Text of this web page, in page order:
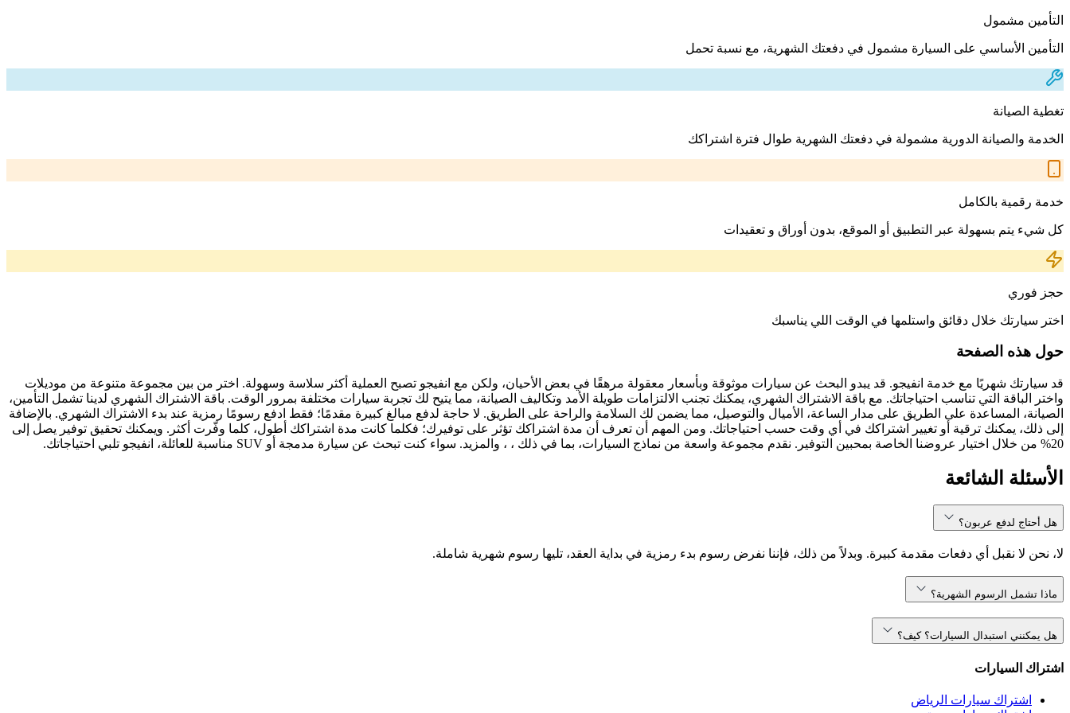
التأمين مشمول
التأمين الأساسي على السيارة مشمول في دفعتك الشهرية، مع نسبة تحمل
تغطية الصيانة
الخدمة والصيانة الدورية مشمولة في دفعتك الشهرية طوال فترة اشتراكك
خدمة رقمية بالكامل
كل شيء يتم بسهولة عبر التطبيق أو الموقع، بدون أوراق و تعقيدات
حجز فوري
اختر سيارتك خلال دقائق واستلمها في الوقت اللي يناسبك
حول هذه الصفحة
قد سيارتك شهريًا مع خدمة انفيجو. قد يبدو البحث عن سيارات موثوقة وبأسعار معقولة مرهقًا في بعض الأحيان، ولكن مع انفيجو تصبح العملية أكثر سلاسة وسهولة. اختر من بين مجموعة متنوعة من موديلات
واختر الباقة التي تناسب احتياجاتك. مع باقة الاشتراك الشهري، يمكنك تجنب الالتزامات طويلة الأمد وتكاليف الصيانة، مما يتيح لك تجربة سيارات مختلفة بمرور الوقت. باقة الاشتراك الشهري لدينا تشمل التأمين،
الصيانة، المساعدة على الطريق على مدار الساعة، الأميال والتوصيل، مما يضمن لك السلامة والراحة على الطريق. لا حاجة لدفع مبالغ كبيرة مقدمًا؛ فقط ادفع رسومًا رمزية عند بدء الاشتراك الشهري. بالإضافة
إلى ذلك، يمكنك ترقية أو تغيير اشتراكك في أي وقت حسب احتياجاتك. ومن المهم أن تعرف أن مدة اشتراكك تؤثر على توفيرك؛ فكلما كانت مدة اشتراكك أطول، كلما وفّرت أكثر. ويمكنك تحقيق توفير يصل إلى
20% من خلال اختيار عروضنا الخاصة بمحبين التوفير. نقدم مجموعة واسعة من نماذج السيارات، بما في ذلك ، ، والمزيد. سواء كنت تبحث عن سيارة مدمجة أو SUV مناسبة للعائلة، انفيجو تلبي احتياجاتك.
الأسئلة الشائعة
هل أحتاج لدفع عربون؟
لا، نحن لا نقبل أي دفعات مقدمة كبيرة. وبدلاً من ذلك، فإننا نفرض رسوم بدء رمزية في بداية العقد، تليها رسوم شهرية شاملة.
ماذا تشمل الرسوم الشهرية؟
هل يمكنني استبدال السيارات؟ كيف؟
اشتراك السيارات
اشتراك سيارات الرياض